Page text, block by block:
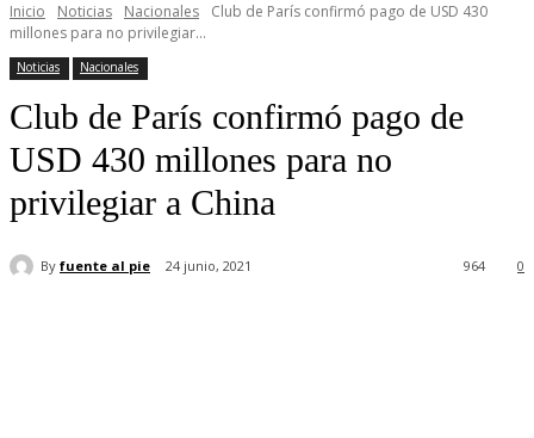
Inicio Noticias Nacionales
Club de París confirmó pago de USD 430
millones para no privilegiar...
Noticias Nacionales
Club de París confirmó pago de
USD 430 millones para no
privilegiar a China
By fuente al pie 24 junio, 2021 0
964